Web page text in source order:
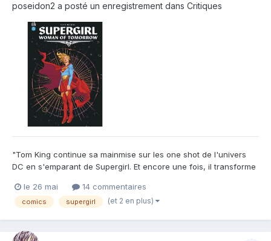
poseidon2 a posté un enregistrement dans Critiques
"Tom King continue sa mainmise sur les one shot de l'univers
DC en s'emparant de Supergirl. Et encore une fois, il transforme
jamais vue. Mais cette fois, il laisse de côté sa narration typique
Tom King pour nous livrer... un vrai roman gra...
le 26 mai 14 commentaires
comics supergirl (et 2 en plus)